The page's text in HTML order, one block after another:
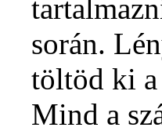
során.
töltöd ki a
Mind a